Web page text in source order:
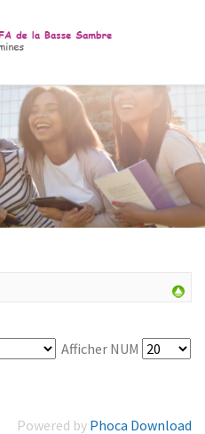
Afficher NUM
Powered by Phoca Download